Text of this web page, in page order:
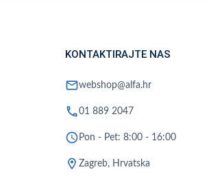
KONTAKTIRAJTE NAS
mailwebshop@alfa.hr
phone01 889 2047
schedule Pon - Pet: 8:00 - 16:00
location_on Zagreb, Hrvatska